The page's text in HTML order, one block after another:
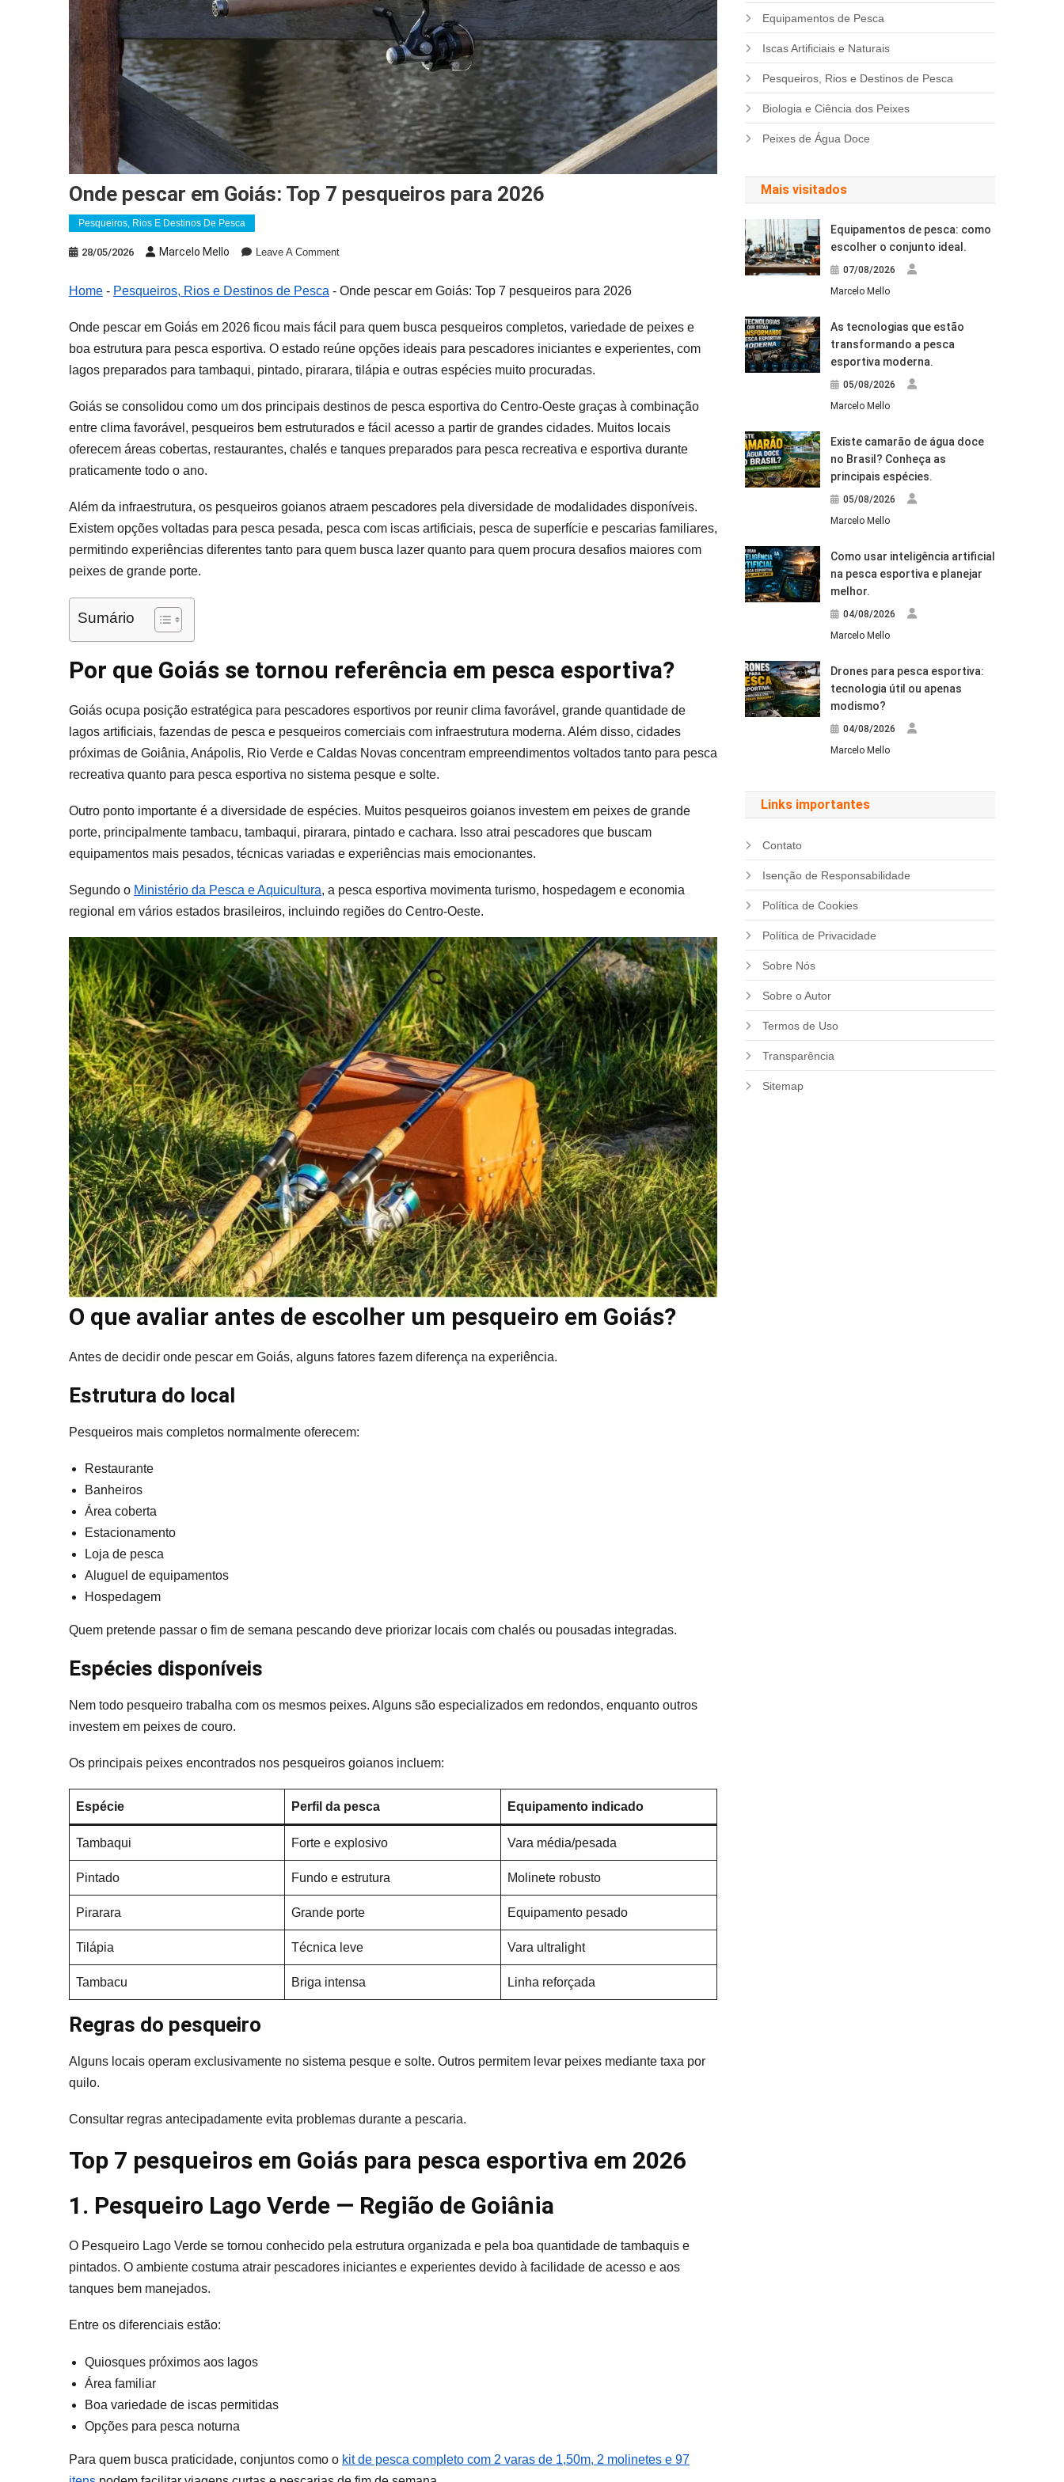
Onde pescar em Goiás: Top 7 pesqueiros para 2026
Pesqueiros, Rios E Destinos De Pesca
28/05/2026 Marcelo Mello Leave A CommentOn
Pescar
Top
7
Pesqueiros
2026
Home - Pesqueiros, Rios e Destinos de Pesca - Onde pescar em Goiás: Top 7 pesqueiros para 2026
Onde pescar em Goiás em 2026 ficou mais fácil para quem busca pesqueiros completos, variedade de peixes e
boa estrutura para pesca esportiva. O estado reúne opções ideais para pescadores iniciantes e experientes, com
lagos preparados para tambaqui, pintado, pirarara, tilápia e outras espécies muito procuradas.
Goiás se consolidou como um dos principais destinos de pesca esportiva do Centro-Oeste graças à combinação
entre clima favorável, pesqueiros bem estruturados e fácil acesso a partir de grandes cidades. Muitos locais
oferecem áreas cobertas, restaurantes, chalés e tanques preparados para pesca recreativa e esportiva durante
praticamente todo o ano.
Além da infraestrutura, os pesqueiros goianos atraem pescadores pela diversidade de modalidades disponíveis.
Existem opções voltadas para pesca pesada, pesca com iscas artificiais, pesca de superfície e pescarias familiares,
permitindo experiências diferentes tanto para quem busca lazer quanto para quem procura desafios maiores com
peixes de grande porte.
Sumário
Por que Goiás se tornou referência em pesca esportiva?
Goiás ocupa posição estratégica para pescadores esportivos por reunir clima favorável, grande quantidade de
lagos artificiais, fazendas de pesca e pesqueiros comerciais com infraestrutura moderna. Além disso, cidades
próximas de Goiânia, Anápolis, Rio Verde e Caldas Novas concentram empreendimentos voltados tanto para pesca
recreativa quanto para pesca esportiva no sistema pesque e solte.
Outro ponto importante é a diversidade de espécies. Muitos pesqueiros goianos investem em peixes de grande
porte, principalmente tambacu, tambaqui, pirarara, pintado e cachara. Isso atrai pescadores que buscam
equipamentos mais pesados, técnicas variadas e experiências mais emocionantes.
Segundo o Ministério da Pesca e Aquicultura, a pesca esportiva movimenta turismo, hospedagem e economia
regional em vários estados brasileiros, incluindo regiões do Centro-Oeste.
O que avaliar antes de escolher um pesqueiro em Goiás?
Antes de decidir onde pescar em Goiás, alguns fatores fazem diferença na experiência.
Estrutura do local
Pesqueiros mais completos normalmente oferecem:
Restaurante
Banheiros
Área coberta
Estacionamento
Loja de pesca
Aluguel de equipamentos
Hospedagem
Quem pretende passar o fim de semana pescando deve priorizar locais com chalés ou pousadas integradas.
Espécies disponíveis
Nem todo pesqueiro trabalha com os mesmos peixes. Alguns são especializados em redondos, enquanto outros
investem em peixes de couro.
Os principais peixes encontrados nos pesqueiros goianos incluem:
Espécie Perfil da pesca Equipamento indicado
Tambaqui Forte e explosivo Vara média/pesada
Pintado Fundo e estrutura Molinete robusto
Pirarara Grande porte Equipamento pesado
Tilápia Técnica leve Vara ultralight
Tambacu Briga intensa Linha reforçada
Regras do pesqueiro
Alguns locais operam exclusivamente no sistema pesque e solte. Outros permitem levar peixes mediante taxa por
quilo.
Consultar regras antecipadamente evita problemas durante a pescaria.
Top 7 pesqueiros em Goiás para pesca esportiva em 2026
1. Pesqueiro Lago Verde — Região de Goiânia
O Pesqueiro Lago Verde se tornou conhecido pela estrutura organizada e pela boa quantidade de tambaquis e
pintados. O ambiente costuma atrair pescadores iniciantes e experientes devido à facilidade de acesso e aos
tanques bem manejados.
Entre os diferenciais estão:
Quiosques próximos aos lagos
Área familiar
Boa variedade de iscas permitidas
Opções para pesca noturna
Para quem busca praticidade, conjuntos como o kit de pesca completo com 2 varas de 1,50m, 2 molinetes e 97
Equipamentos de Pesca
Iscas Artificiais e Naturais
Pesqueiros, Rios e Destinos de Pesca
Biologia e Ciência dos Peixes
Peixes de Água Doce
Mais visitados
Equipamentos de pesca: como
escolher o conjunto ideal.
07/08/2026
Marcelo Mello
As tecnologias que estão
transformando a pesca
esportiva moderna.
05/08/2026
Marcelo Mello
Existe camarão de água doce
no Brasil? Conheça as
principais espécies.
05/08/2026
Marcelo Mello
Como usar inteligência artificial
na pesca esportiva e planejar
melhor.
04/08/2026
Marcelo Mello
Drones para pesca esportiva:
tecnologia útil ou apenas
modismo?
04/08/2026
Marcelo Mello
Links importantes
Contato
Isenção de Responsabilidade
Política de Cookies
Política de Privacidade
Sobre Nós
Sobre o Autor
Termos de Uso
Transparência
Sitemap